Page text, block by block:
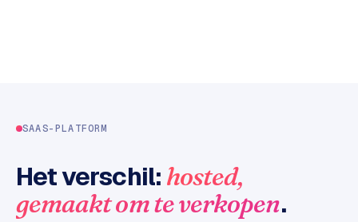
r
s
e
SAAS-PLATFORM
Het verschil: hosted,
gemaakt om te verkopen.